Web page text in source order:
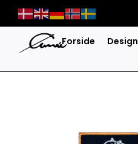
content
Forside